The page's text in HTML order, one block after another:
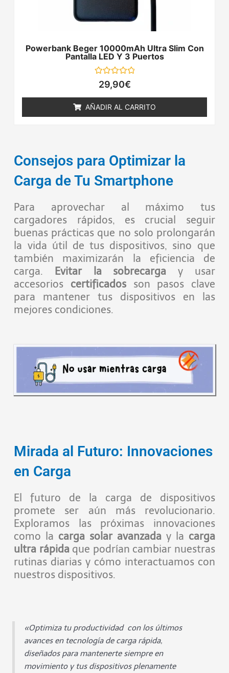
Powerbank Beger 10000mAh Ultra Slim Con
Pantalla LED Y 3 Puertos
Valorado
con
de
5
29,90€
AÑADIR AL CARRITO
Consejos para Optimizar la
Carga de Tu Smartphone
Para aprovechar al máximo tus
cargadores rápidos, es crucial seguir
buenas prácticas que no solo prolongarán
la vida útil de tus dispositivos, sino que
también maximizarán la eficiencia de
carga.
Evitar la sobrecarga y usar
accesorios certificadosson pasos clave
para mantener tus dispositivos en las
mejores condiciones.
Mirada al Futuro: Innovaciones
en Carga
El futuro de la carga de dispositivos
promete ser aún más revolucionario.
Exploramos las próximas innovaciones
como la carga solar avanzada y la carga
ultra rápida que podrían cambiar nuestras
rutinas diarias y cómo interactuamos con
nuestros dispositivos.
«Optimiza tu productividad con los últimos
avances en tecnología de carga rápida,
diseñados para mantenerte siempre en
movimiento y tus dispositivos plenamente